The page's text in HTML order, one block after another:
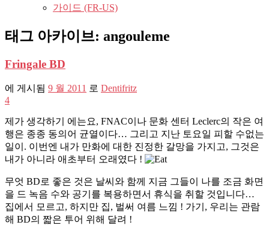
가이드 (FR-US)
태그 아카이브: angouleme
Fringale BD
에 게시됨 9 월 2011 로 Dentifritz
4
제가 생각하기 에는요, FNAC이나 문화 센터 Leclerc의 작은 여
행은 종종 동의어 균열이다… 그리고 지난 토요일 피할 수없는
일이. 이번엔 내가 만화에 대한 진정한 갈망을 가지고, 그것은
내가 아니라 애초부터 오래였다 !
무엇 BD로 좋은 것은 날씨와 함께 지금 그들이 나를 조금 화면
을 드 녹음 수와 공기를 복용하면서 휴식을 취할 것입니다…
집에서 모르고, 하지만 집, 벌써 여름 느낌 ! 가기, 우리는 관람
해 BD의 짧은 투어 위해 달려 !